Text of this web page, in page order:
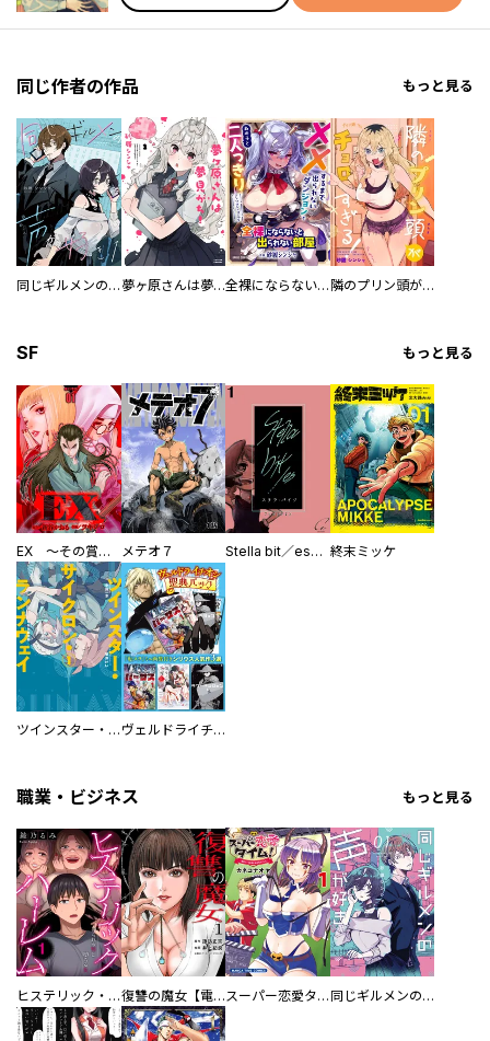
同じ作者の作品 もっと見る
同じギルメンの声が好き【連載版】 夢ヶ原さんは夢見がち！ 全裸にならないと出られない部屋 隣のプリン頭がチョロすぎる！
SF もっと見る
EX ～その賞金稼ぎは、世界の出口を探す～【単行本版】 メテオ７ Stella bit／es【単話版】 終末ミッケ
ツインスター・サイクロン・ランナウェイ ヴェルドライチオシ聖典パック 『転スラ』ミニ画集付き シリウス人気作３選
職業・ビジネス もっと見る
ヒステリック・ハーレム～搾られる男と堕ちる女～【電子単行本版】 復讐の魔女【電子単行本版】 スーパー恋愛タイム！～現場でドＳな彼女は自宅でデレる～ 同じギルメンの声が好き